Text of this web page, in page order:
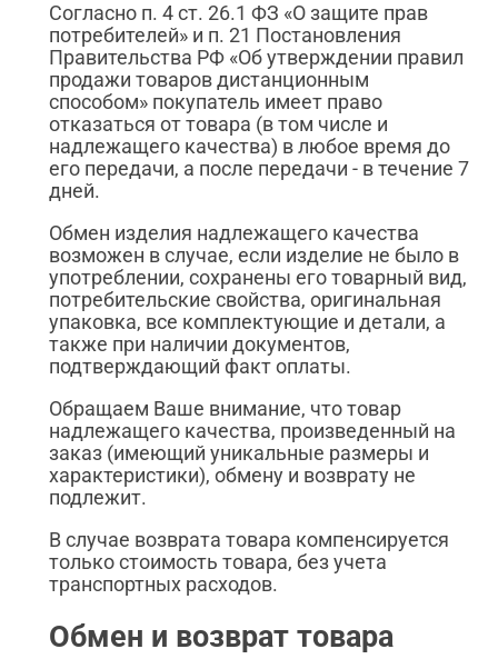
Согласно п. 4 ст. 26.1 ФЗ «О защите прав
потребителей» и п. 21 Постановления
Правительства РФ «Об утверждении правил
продажи товаров дистанционным
способом» покупатель имеет право
отказаться от товара (в том числе и
надлежащего качества) в любое время до
его передачи, а после передачи - в течение 7
дней.
Обмен изделия надлежащего качества
возможен в случае, если изделие не было в
употреблении, сохранены его товарный вид,
потребительские свойства, оригинальная
упаковка, все комплектующие и детали, а
также при наличии документов,
подтверждающий факт оплаты.
Обращаем Ваше внимание, что товар
надлежащего качества, произведенный на
заказ (имеющий уникальные размеры и
характеристики), обмену и возврату не
подлежит.
В случае возврата товара компенсируется
только стоимость товара, без учета
транспортных расходов.
Обмен и возврат товара